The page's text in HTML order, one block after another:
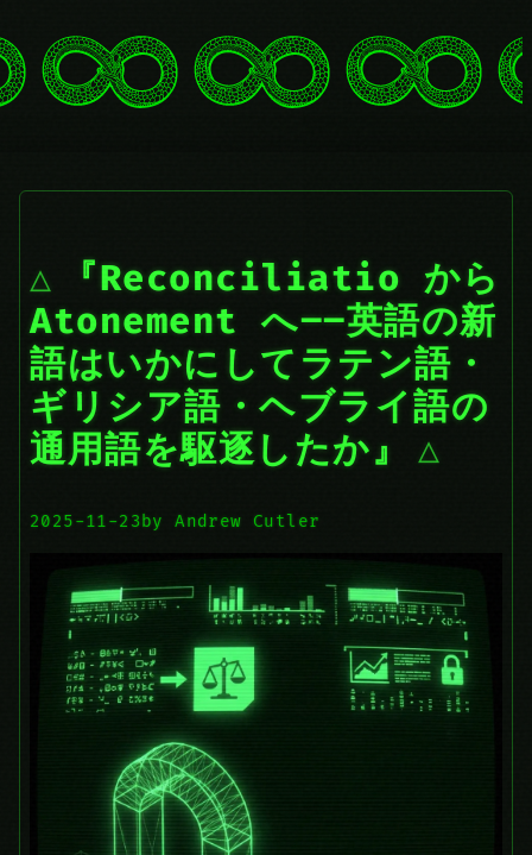
『Reconciliatio から
Atonement へ――英語の新
語はいかにしてラテン語・
ギリシア語・ヘブライ語の
通用語を駆逐したか』
2025-11-23by Andrew Cutler